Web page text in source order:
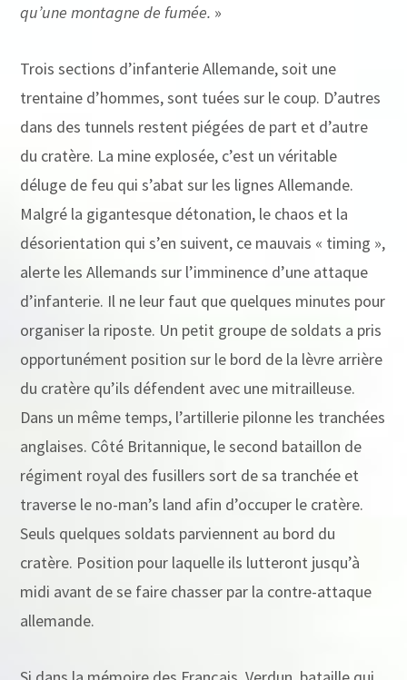
qu’une montagne de fumée. »
Trois sections d’infanterie Allemande, soit une
trentaine d’hommes, sont tuées sur le coup. D’autres
dans des tunnels restent piégées de part et d’autre
du cratère. La mine explosée, c’est un véritable
déluge de feu qui s’abat sur les lignes Allemande.
Malgré la gigantesque détonation, le chaos et la
désorientation qui s’en suivent, ce mauvais « timing »,
alerte les Allemands sur l’imminence d’une attaque
d’infanterie. Il ne leur faut que quelques minutes pour
organiser la riposte. Un petit groupe de soldats a pris
opportunément position sur le bord de la lèvre arrière
du cratère qu’ils défendent avec une mitrailleuse.
Dans un même temps, l’artillerie pilonne les tranchées
anglaises. Côté Britannique, le second bataillon de
régiment royal des fusillers sort de sa tranchée et
traverse le no-man’s land afin d’occuper le cratère.
Seuls quelques soldats parviennent au bord du
cratère. Position pour laquelle ils lutteront jusqu’à
midi avant de se faire chasser par la contre-attaque
allemande.